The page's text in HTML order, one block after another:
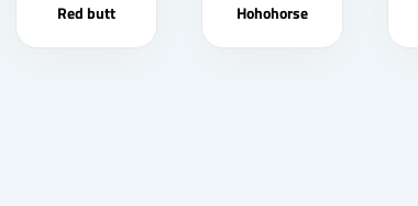
Red butt Hohohorse